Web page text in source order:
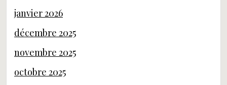
janvier 2026
décembre 2025
novembre 2025
octobre 2025